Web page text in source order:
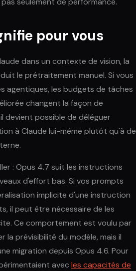
pour vous
dans un contexte de vision, la
le prétraitement manuel. Si vous
agentiques, les budgets de tâches
changent la façon de
devient possible de déléguer
à Claude lui-même plutôt qu'à de
: Opus 4.7 suit les instructions
d'effort bas. Si vos prompts
implicite d'une instruction
il peut être nécessaire de les
Ce comportement est voulu par
prévisibilité du modèle, mais il
migration depuis Opus 4.6. Pour
avec les capacités de